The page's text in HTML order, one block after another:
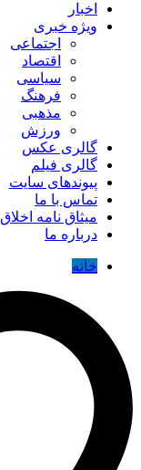
اخبار
ویژه خبری
اجتماعی
اقتصاد
سیاسی
فرهنگ
مذهبی
ورزش
گالری عکس
گالری فیلم
پیوندهای سایت
تماس با ما
میثاق نامه
درباره ما
خانه